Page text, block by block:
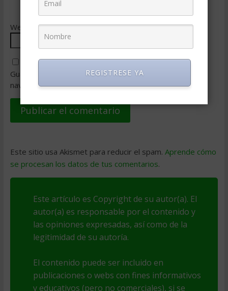
Web
Guarda mi nombre, correo electrónico y web en este
navegador para la próxima vez que comente.
Este sitio usa Akismet para reducir el spam. Aprende cómo
se procesan los datos de tus comentarios.
Este artículo es Copyright de su autor(a). El
autor(a) es responsable por el contenido y
las opiniones expresadas, así como de la
legitimidad de su autoría.
El contenido puede ser incluido en
publicaciones o webs con fines informativos
y educativos (pero no comerciales), si se
REGISTRESE YA